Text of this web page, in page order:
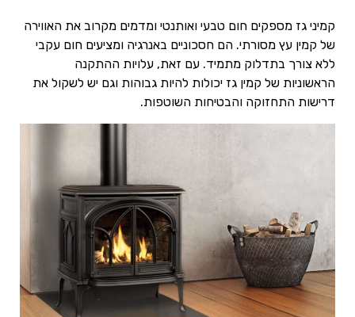
קמיני גז מספקים חום טבעי ואותנטי ומדמים מקרוב את האווירה
של קמין עץ מסורתי. הם חסכוניים באנרגיה ומציעים חום עקבי
ללא צורך בתדלוק מתמיד. עם זאת, עלויות ההתקנה
הראשוניות של קמין גז יכולות להיות גבוהות וגם יש לשקול את
דרישות התחזוקה והבטיחות השוטפות.